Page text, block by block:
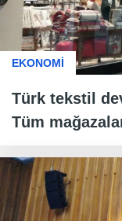
EKONOMİ
Türk tekstil
Tüm